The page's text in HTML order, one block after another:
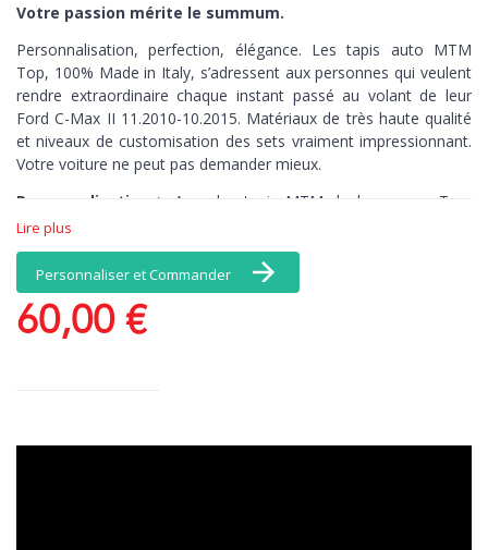
Votre passion mérite le summum.
Personnalisation, perfection, élégance. Les tapis auto MTM
Top, 100% Made in Italy, s’adressent aux personnes qui veulent
rendre extraordinaire chaque instant passé au volant de leur
Ford C-Max II 11.2010-10.2015. Matériaux de très haute qualité
et niveaux de customisation des sets vraiment impressionnant.
Votre voiture ne peut pas demander mieux.
Personnalisation >
Avec les tapis MTM de la gamme Top,
vous avez une infinité de choix de coloris et de matériaux, et, en
par exemple vos tapis avec votre nom. Il n’y a pas de limites à
vos émotions.
Perfection >
Lire plus
Personnaliser et Commander
60,00 €